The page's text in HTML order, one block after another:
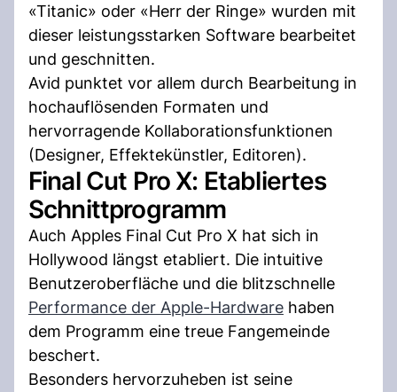
«Titanic» oder «Herr der Ringe» wurden mit
dieser leistungsstarken Software bearbeitet
und geschnitten.
Avid punktet vor allem durch Bearbeitung in
hochauflösenden Formaten und
hervorragende Kollaborationsfunktionen
(Designer, Effektekünstler, Editoren).
Final Cut Pro X: Etabliertes
Schnittprogramm
Auch Apples Final Cut Pro X hat sich in
Hollywood längst etabliert. Die intuitive
Benutzeroberfläche und die blitzschnelle
Performance der Apple-Hardware haben
dem Programm eine treue Fangemeinde
beschert.
Besonders hervorzuheben ist seine